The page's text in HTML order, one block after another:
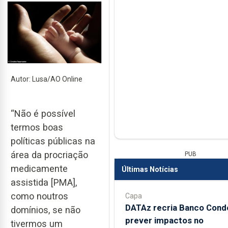
Autor: Lusa/AO Online
“Não é possível
termos boas
políticas públicas na
área da procriação
medicamente
assistida [PMA],
como noutros
domínios, se não
tivermos um
PUB
Últimas Notícias
Capa
DATAz recria Banco
prever impactos no